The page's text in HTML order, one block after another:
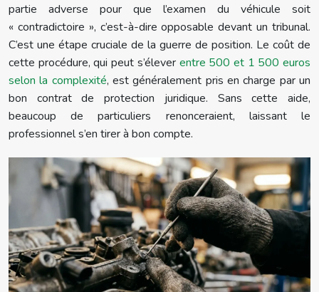
partie adverse pour que l’examen du véhicule soit
« contradictoire », c’est-à-dire opposable devant un tribunal.
C’est une étape cruciale de la guerre de position. Le coût de
cette procédure, qui peut s’élever entre 500 et 1 500 euros
selon la complexité, est généralement pris en charge par un
bon contrat de protection juridique. Sans cette aide,
beaucoup de particuliers renonceraient, laissant le
professionnel s’en tirer à bon compte.